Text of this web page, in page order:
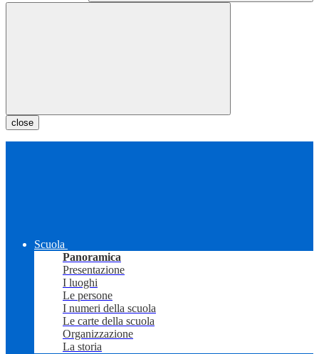
close
Scuola
Panoramica
Presentazione
I luoghi
Le persone
I numeri della scuola
Le carte della scuola
Organizzazione
La storia